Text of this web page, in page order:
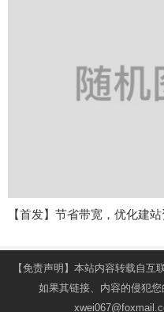
【首发】节省带宽，优化建
【免责声明】本站内容转载自互
如果其链接、内容的侵犯